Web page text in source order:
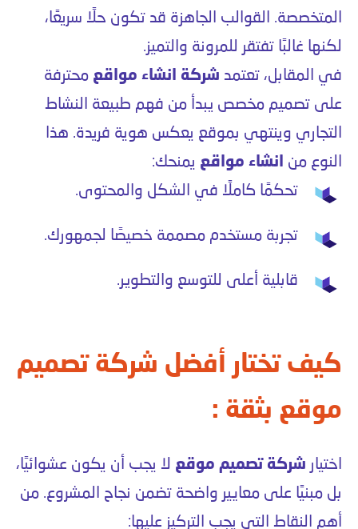
المتخصصة. القوالب الجاهزة قد تكون حلًا سريعًا،
لكنها غالبًا تفتقر للمرونة والتميز.
في المقابل، تعتمد شركة انشاء مواقع محترفة
على تصميم مخصص يبدأ من فهم طبيعة النشاط
التجاري وينتهي بموقع يعكس هوية فريدة. هذا
النوع من
انشاء مواقع يمنحك:
تحكمًا كاملًا في الشكل والمحتوى.
تجربة مستخدم مصممة خصيصًا لجمهورك.
قابلية أعلى للتوسع والتطوير.
كيف تختار أفضل شركة تصميم
موقع بثقة :
اختيار شركة تصميم موقع لا يجب أن يكون عشوائيًا،
بل مبنيًا على معايير واضحة تضمن نجاح المشروع. من
أهم النقاط التي يجب التركيز عليها: